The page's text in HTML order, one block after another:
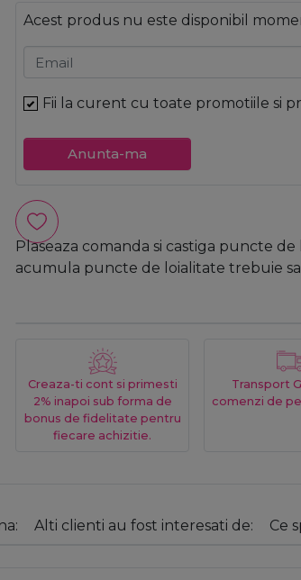
Acest produs nu este disponibil
Email
Fii la curent cu toate promotiile si
Anunta-ma
Plaseaza comanda si castiga puncte
acumula puncte de loialitate trebuie
Creaza-ti cont si primesti
2% inapoi sub forma de
bonus de fidelitate pentru
fiecare achizitie.
Transport
comenzi de
Alti clienti au fost interesati de: Ce